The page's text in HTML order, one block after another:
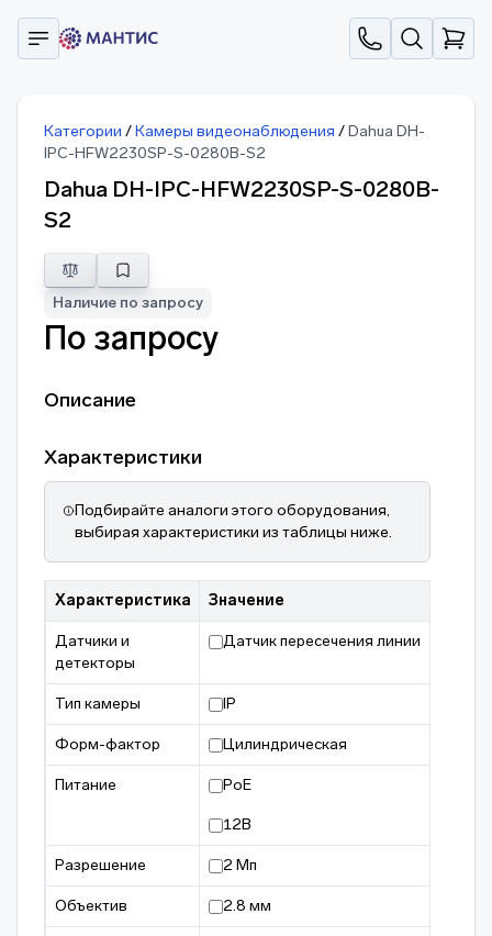
Категории /Камеры видеонаблюдения /Dahua DH-
IPC-HFW2230SP-S-0280B-S2
Dahua DH-IPC-HFW2230SP-S-0280B-
S2
Наличие по запросу
По запросу
Описание
Характеристики
Подбирайте аналоги этого оборудования,
выбирая характеристики из таблицы ниже.
Характеристика Значение
Датчики и
детекторы
Датчик пересечения линии
Тип камеры IP
Форм-фактор Цилиндрическая
Питание PoE
12В
Разрешение 2 Мп
Объектив 2.8 мм